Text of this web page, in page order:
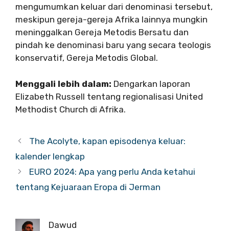
mengumumkan keluar dari denominasi tersebut,
meskipun gereja-gereja Afrika lainnya mungkin
meninggalkan Gereja Metodis Bersatu dan
pindah ke denominasi baru yang secara teologis
konservatif, Gereja Metodis Global.
Menggali lebih dalam: Dengarkan laporan
Elizabeth Russell tentang regionalisasi United
Methodist Church di Afrika.
The Acolyte, kapan episodenya keluar:
kalender lengkap
EURO 2024: Apa yang perlu Anda ketahui
tentang Kejuaraan Eropa di Jerman
Dawud